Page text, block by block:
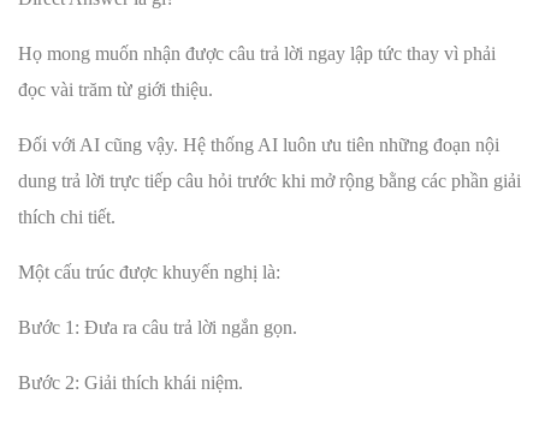
Họ mong muốn nhận được câu trả lời ngay lập tức thay vì phải
đọc vài trăm từ giới thiệu.
Đối với AI cũng vậy. Hệ thống AI luôn ưu tiên những đoạn nội
dung trả lời trực tiếp câu hỏi trước khi mở rộng bằng các phần giải
thích chi tiết.
Một cấu trúc được khuyến nghị là:
Bước 1: Đưa ra câu trả lời ngắn gọn.
Bước 2: Giải thích khái niệm.